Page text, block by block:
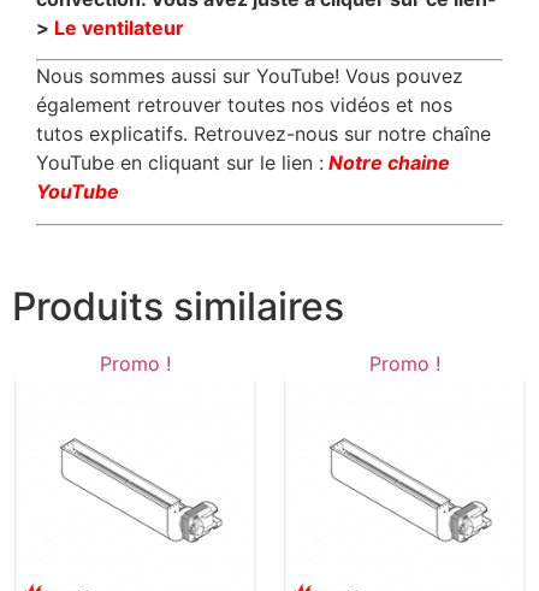
> Le ventilateur
Nous sommes aussi sur YouTube! Vous pouvez
également retrouver toutes nos vidéos et nos
tutos explicatifs. Retrouvez-nous sur notre chaîne
YouTube en cliquant sur le lien : Notre chaine
YouTube
Produits similaires
Promo ! Promo !